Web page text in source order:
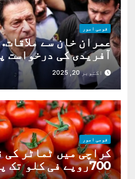
قومی امور
عمران خان سے
آفریدی کی درخواست
دوراکتوبر 20, 2025
قومی امور
کراچی میں ٹماٹر کی
700روپے فی کلو تک پہنچ گئی